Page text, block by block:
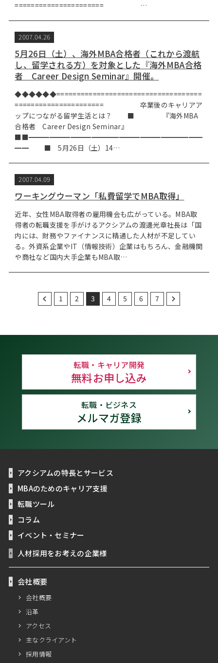
====================== …
2007.04.26
5月26日（土）、海外MBA合格者（これから渡航
し、留学される方）を対象とした『海外MBA合格
者 Career Design Seminar』開催。
◆◆◆◆◆◆====================================
====================== 卒業後のキャリアア
ップにつながる留学生活とは？ ■ 『海外MBA
合格者 Career Design Seminar』
■■━━━━━━━━━━━━━━━━━━━━━━━━━
━━ ■ 5月26日（土）14…
2007.04.09
ワーキングウーマン「私費留学でMBA取得」
近年、女性MBA取得者の雇用機会も広がっている。MBA取
得者の転職支援を手がけるアクシアムの渡邊光章社長は「国
内には、財務やファイナンスに精通した人材が不足してい
る。外資系企業やIT（情報技術）企業はもちろん、金融機関
や商社など国内大手企業もMBA取…
1 2 3 4 5 6 7
転職・キャリア開発
無料お申し込み
転職・ビジネス
メルマガ登録
アクシアムの特長とサービス
MBAのためのキャリア支援
転職ツール
コラム
イベント・セミナー
人材採用をお考えの企業様
会社概要
会社概要
沿革
アクセス
主なクライアント
採用情報